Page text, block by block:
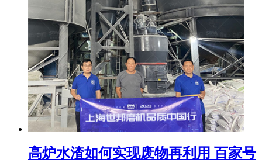
高炉水渣如何实现废物再利用 百家号